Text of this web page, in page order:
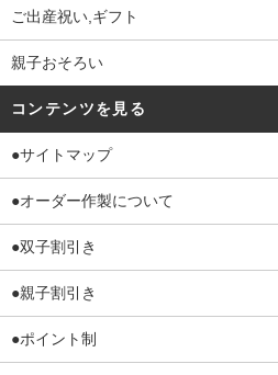
ご出産祝い,ギフト
親子おそろい
コンテンツを見る
●サイトマップ
●オーダー作製について
●双子割引き
●親子割引き
●ポイント制